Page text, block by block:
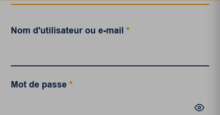
Nom d'utilisateur ou e-mail*
Mot de passe*